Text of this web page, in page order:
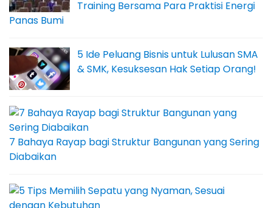
Training Bersama Para Praktisi Energi
Panas Bumi
5 Ide Peluang Bisnis untuk Lulusan SMA
& SMK, Kesuksesan Hak Setiap Orang!
7 Bahaya Rayap bagi Struktur Bangunan yang Sering
Diabaikan